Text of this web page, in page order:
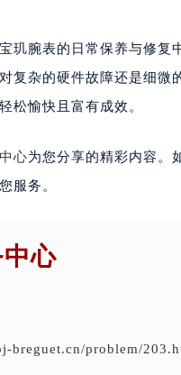
玑腕表的日常保养与修
复杂的硬件故障还是细
松愉快且富有成效。
心为您分享的精彩内容。
服务。
心
breguet.cn/problem/